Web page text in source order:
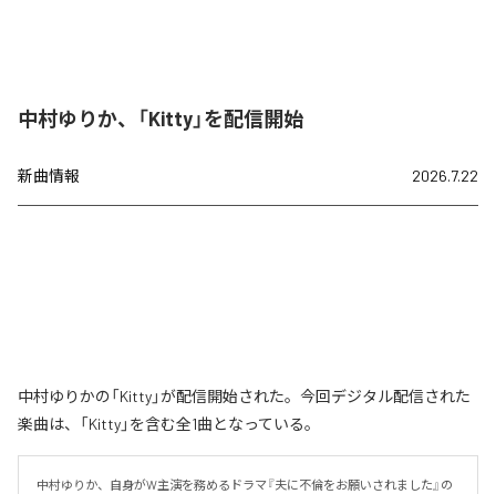
中村ゆりか、「Kitty」を配信開始
新曲情報 2026.7.22
中村ゆりかの「Kitty」が配信開始された。今回デジタル配信された
楽曲は、「Kitty」を含む全1曲となっている。
中村ゆりか、自身がW主演を務めるドラマ『夫に不倫をお願いされました』の